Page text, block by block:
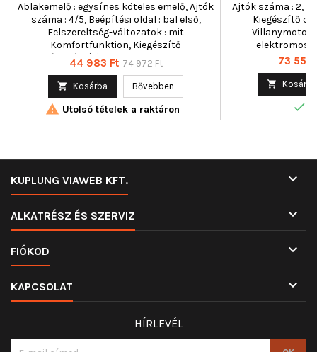
Ablakemelő : egysínes köteles emelő, Ajtók
száma : 4/5, Beépítési oldal : bal első,
Felszereltség-változatok : mit
Komfortfunktion, Kiegészítő
cikk/kiegészítő info : Villanymotorral,
Működési mód : elektromos, Páros
cikkszám : 2160614, pólusszám : 6
Ár
44 983 Ft Normál
74 972 Ft
 Kosárba Bővebben
 Utolsó tételek a raktáron
Ajtók száma : 2,
Kiegészítő
elektromos,
Ár
73 554
 Kosárba

KUPLUNG VIAWEB KFT. 
ALKATRÉSZ ÉS SZERVIZ 
FIÓKOD 
KAPCSOLAT 
HÍRLEVÉL